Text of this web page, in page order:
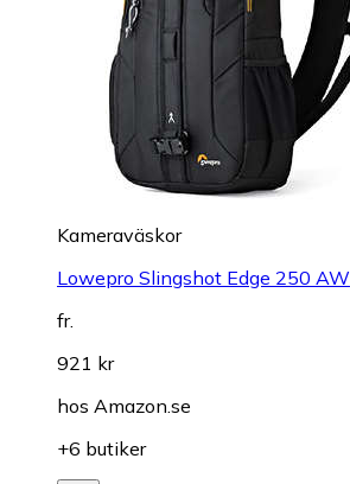
Kameraväskor
Lowepro Slingshot Edge 250 AW
fr.
921 kr
hos Amazon.se
+6 butiker